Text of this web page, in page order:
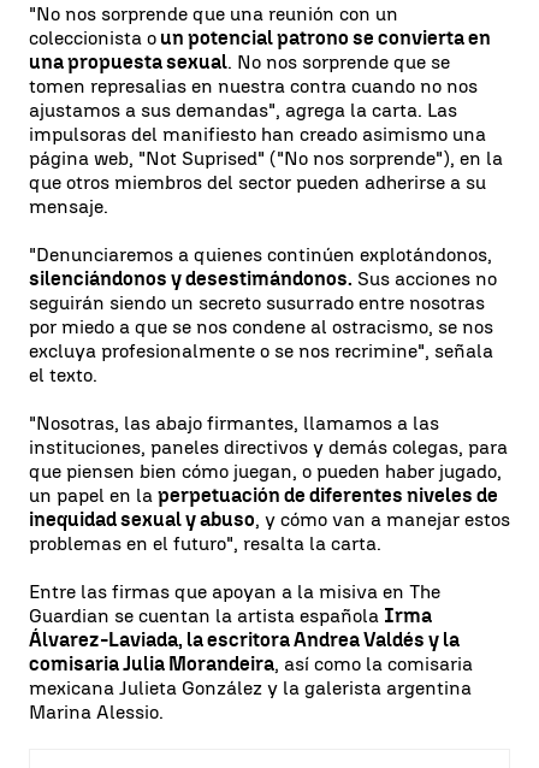
"No nos sorprende que una reunión con un
coleccionista o un potencial patrono se convierta en
una propuesta sexual. No nos sorprende que se
tomen represalias en nuestra contra cuando no nos
ajustamos a sus demandas", agrega la carta. Las
impulsoras del manifiesto han creado asimismo una
página web, "Not Suprised" ("No nos sorprende"), en la
que otros miembros del sector pueden adherirse a su
mensaje.
"Denunciaremos a quienes continúen explotándonos,
silenciándonos y desestimándonos. Sus acciones no
seguirán siendo un secreto susurrado entre nosotras
por miedo a que se nos condene al ostracismo, se nos
excluya profesionalmente o se nos recrimine", señala
el texto.
"Nosotras, las abajo firmantes, llamamos a las
instituciones, paneles directivos y demás colegas, para
que piensen bien cómo juegan, o pueden haber jugado,
un papel en la perpetuación de diferentes niveles de
inequidad sexual y abuso, y cómo van a manejar estos
problemas en el futuro", resalta la carta.
Entre las firmas que apoyan a la misiva en The
Guardian se cuentan la artista española Irma
Álvarez-Laviada, la escritora Andrea Valdés y la
comisaria Julia Morandeira, así como la comisaria
mexicana Julieta González y la galerista argentina
Marina Alessio.